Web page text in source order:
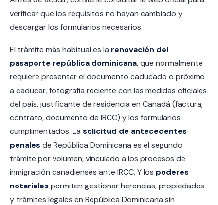
verificar que los requisitos no hayan cambiado y
descargar los formularios necesarios.
El trámite más habitual es la renovación del
pasaporte república dominicana, que normalmente
requiere presentar el documento caducado o próximo
a caducar, fotografía reciente con las medidas oficiales
del país, justificante de residencia en Canadá (factura,
contrato, documento de IRCC) y los formularios
cumplimentados. La solicitud de antecedentes
penales de República Dominicana es el segundo
trámite por volumen, vinculado a los procesos de
inmigración canadienses ante IRCC. Y los poderes
notariales permiten gestionar herencias, propiedades
y trámites legales en República Dominicana sin